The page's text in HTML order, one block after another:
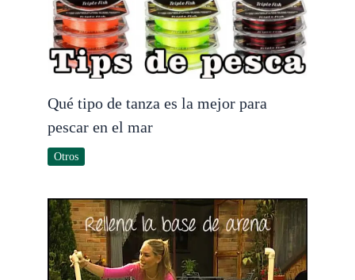
Qué tipo de tanza es la mejor para
pescar en el mar
Otros